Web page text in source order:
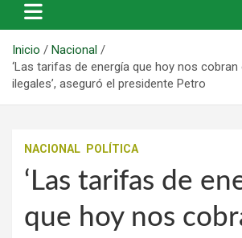
Inicio
Nacional
‘Las tarifas de energía que hoy nos
ilegales’, aseguró el presidente Petro
NACIONAL POLÍTICA
‘Las tarifas de
que hoy nos